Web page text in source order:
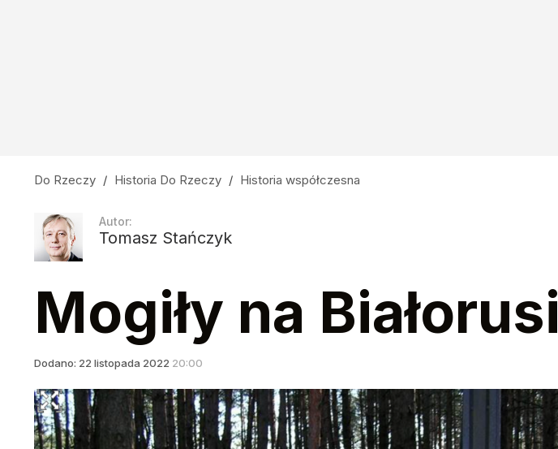
1
Do Rzeczy / Historia Do Rzeczy / Historia współczesna
Autor:
Tomasz Stańczyk
Mogiły na Białorusi
Dodano: 22 listopada 2022 20:00